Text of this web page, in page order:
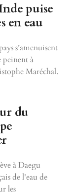
puise
en eau
s’amenuisent
peinent à
Maréchal.
du
à Daegu
de l'eau de
les